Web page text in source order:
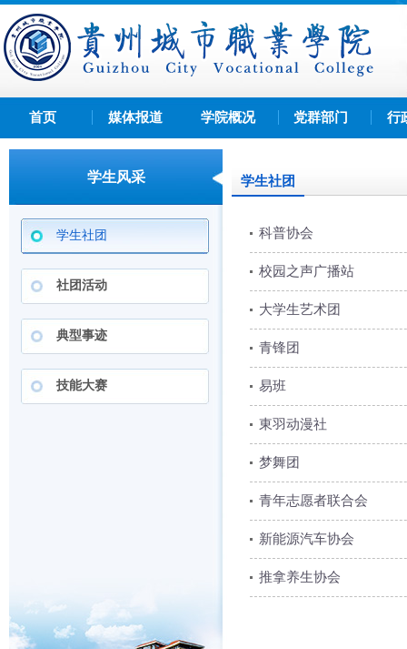
首页 媒体报道 学院概况 党群部门 行
学生风采
学生社团
社团活动
典型事迹
技能大赛
学生社团
科普协会
校园之声广播站
大学生艺术团
青锋团
易班
東羽动漫社
梦舞团
青年志愿者联合会
新能源汽车协会
推拿养生协会